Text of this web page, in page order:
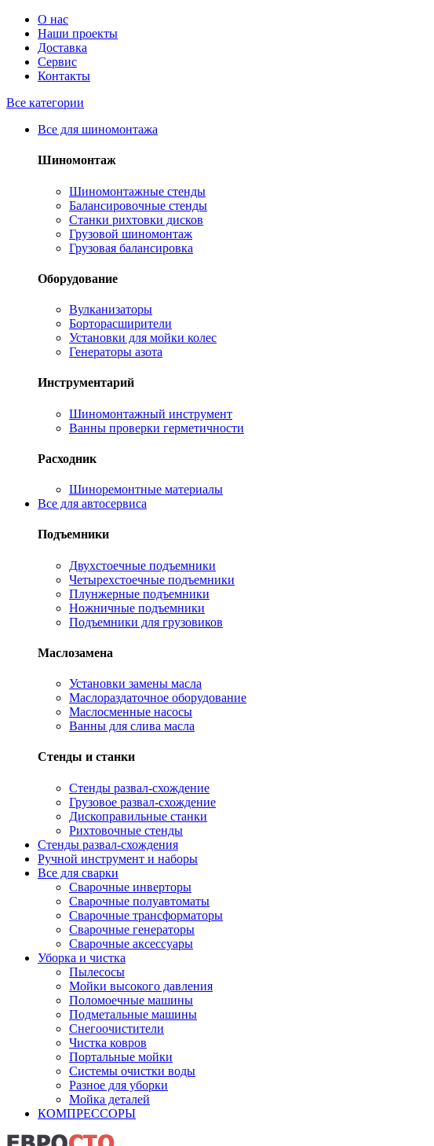
О нас
Наши проекты
Доставка
Сервис
Контакты
Все категории
Все для шиномонтажа
Шиномонтаж
Шиномонтажные стенды
Балансировочные стенды
Станки рихтовки дисков
Грузовой шиномонтаж
Грузовая балансировка
Оборудование
Вулканизаторы
Борторасширители
Установки для мойки колес
Генераторы азота
Инструментарий
Шиномонтажный инструмент
Ванны проверки герметичности
Расходник
Шиноремонтные материалы
Все для автосервиса
Подъемники
Двухстоечные подъемники
Четырехстоечные подъемники
Плунжерные подъемники
Ножничные подъемники
Подъемники для грузовиков
Маслозамена
Установки замены масла
Маслораздаточное оборудование
Маслосменные насосы
Ванны для слива масла
Стенды и станки
Стенды развал-схождение
Грузовое развал-схождение
Дископравильные станки
Рихтовочные стенды
Стенды развал-схождения
Ручной инструмент и наборы
Все для сварки
Сварочные инверторы
Сварочные полуавтоматы
Сварочные трансформаторы
Сварочные генераторы
Сварочные аксессуары
Уборка и чистка
Пылесосы
Мойки высокого давления
Поломоечные машины
Подметальные машины
Снегоочистители
Чистка ковров
Портальные мойки
Системы очистки воды
Разное для уборки
Мойка деталей
КОМПРЕССОРЫ